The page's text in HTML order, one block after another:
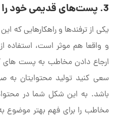
3. پست‌های قدیمی خود را در استوری بازنشر کنید
یکی از ترفندها و راهکارهایی که
و واقعا هم موثر است،
ارجاع دادن مخاطب به پست
سعی کنید تولید محتوایتان به
باشد. به این شکل شما در
مخاطب را برای فهم بهتر